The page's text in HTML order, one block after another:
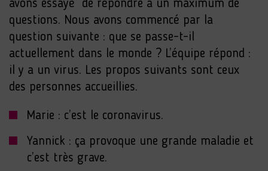
avons essayé de répondre à un maximum de
questions. Nous avons commencé par la
question suivante : que se passe-t-il
actuellement dans le monde ? L’équipe répond :
il y a un virus. Les propos suivants sont ceux
des personnes accueillies.
Marie : c’est le coronavirus.
Yannick : ça provoque une grande maladie et
c’est très grave.